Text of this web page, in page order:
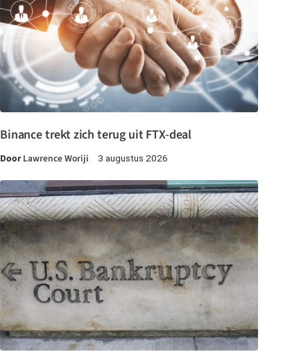
Binance trekt zich terug uit FTX-deal
DoorLawrence Woriji 3 augustus 2026